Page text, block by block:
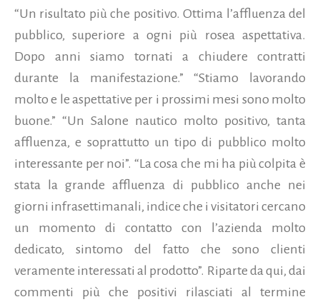
“Un risultato più che positivo. Ottima l’affluenza del
pubblico, superiore a ogni più rosea aspettativa.
Dopo anni siamo tornati a chiudere contratti
durante la manifestazione.” “Stiamo lavorando
molto e le aspettative per i prossimi mesi sono molto
buone.” “Un Salone nautico molto positivo, tanta
affluenza, e soprattutto un tipo di pubblico molto
interessante per noi”. “La cosa che mi ha più colpita è
stata la grande affluenza di pubblico anche nei
giorni infrasettimanali, indice che i visitatori cercano
un momento di contatto con l’azienda molto
dedicato, sintomo del fatto che sono clienti
veramente interessati al prodotto”. Riparte da qui, dai
commenti più che positivi rilasciati al termine